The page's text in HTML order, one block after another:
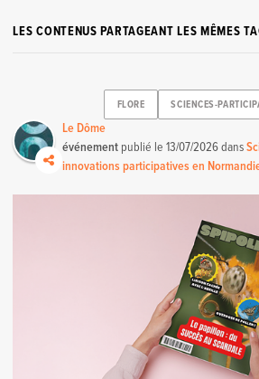
LES CONTENUS PARTAGEANT LES MÊMES
FLORE SCIENCES-
Le Dôme
événement publié le13/07/2026dans
innovations participatives en